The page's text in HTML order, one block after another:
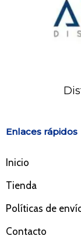
Enlaces rápidos
Inicio
Tienda
Políticas de
Contacto